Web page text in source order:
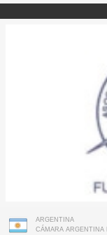
ARGENTINA
CÁMARA ARGENTINA